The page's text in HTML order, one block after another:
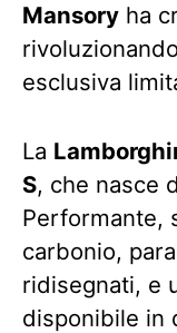
Mansory ha
esclusiva
La
S, che nasce
Performante,
carbonio,
ridisegnati, e
disponibile in